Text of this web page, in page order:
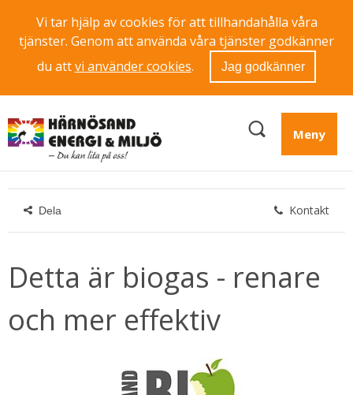
Vi tar hjälp av cookies för att tillhandahålla våra
tjänster. Genom att använda våra tjänster godkänner
du attvi använder cookies. Jag godkänner
Meny
Dela Kontakt
Detta är biogas - renare
och mer effektiv